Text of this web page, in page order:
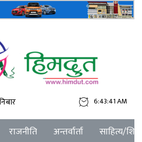
6:43:41 AM
राजनीति अन्तर्वार्ता साहित्य/